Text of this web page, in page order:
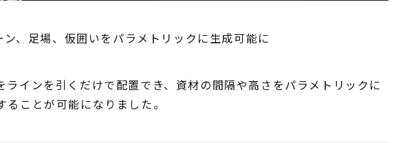
ン、足場、仮囲いをパラメトリックに生成可能に
ラインを引くだけで配置でき、資材の間隔や高さをパラメトリックに
ことが可能になりました。